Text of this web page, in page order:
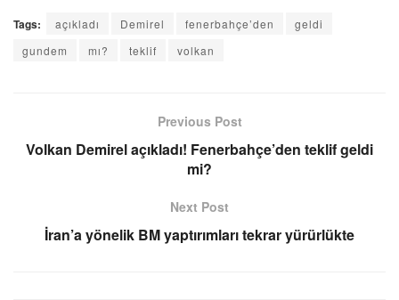
Tags: açıkladı Demirel fenerbahçe’den
geldi
gundem
mı? teklif volkan
Previous Post
Volkan Demirel açıkladı! Fenerbahçe’den teklif geldi
mi?
Next Post
İran’a yönelik BM yaptırımları tekrar yürürlükte